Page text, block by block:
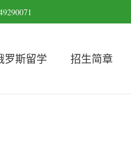
罗斯留学 招生简章